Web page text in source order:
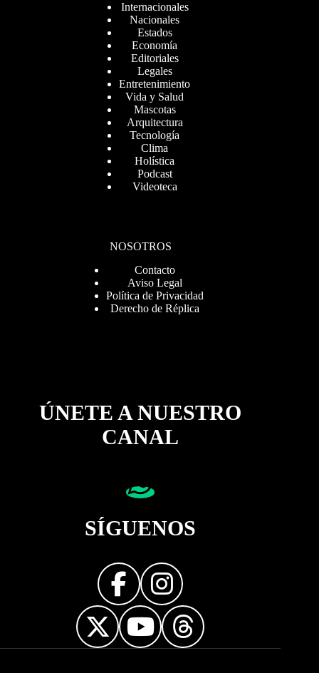
Internacionales
Nacionales
Estados
Economía
Editoriales
Legales
Entretenimiento
Vida y Salud
Mascotas
Arquitectura
Tecnología
Clima
Holística
Podcast
Videoteca
NOSOTROS
Contacto
Aviso Legal
Política de Privacidad
Derecho de Réplica
ÚNETE A NUESTRO
CANAL
SÍGUENOS